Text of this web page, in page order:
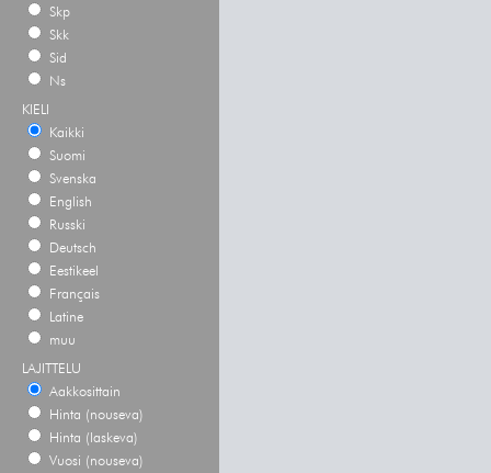
Skp
Skk
Sid
Ns
KIELI
Kaikki
Suomi
Svenska
English
Russki
Deutsch
Eestikeel
Français
Latine
muu
LAJITTELU
Aakkosittain
Hinta (nouseva)
Hinta (laskeva)
Vuosi (nouseva)